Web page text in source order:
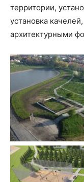
территории,
установка
архитектурными